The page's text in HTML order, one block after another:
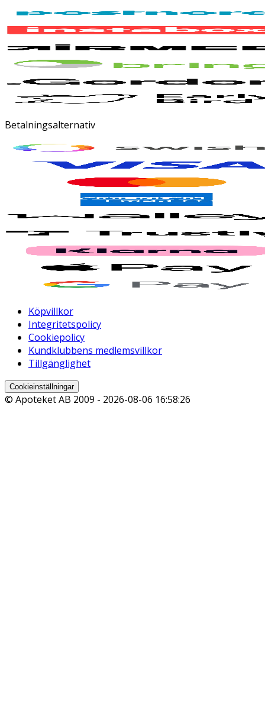
Betalningsalternativ
Köpvillkor
Integritetspolicy
Cookiepolicy
Kundklubbens medlemsvillkor
Tillgänglighet
Cookieinställningar
© Apoteket AB 2009 - 2026-08-06 16:58:26